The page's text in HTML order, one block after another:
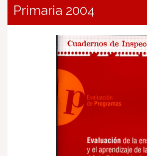
Primaria 2004